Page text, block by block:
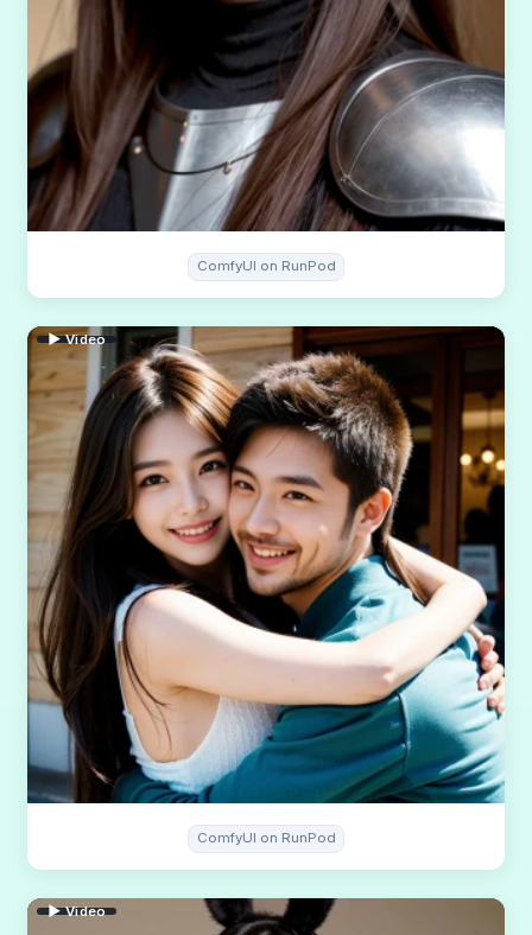
ComfyUI on RunPod
▶ Video
ComfyUI on RunPod
▶ Video